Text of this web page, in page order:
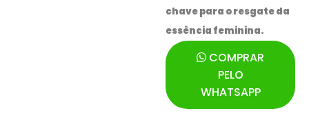
chave para o resgate da
essência feminina.
COMPRAR
PELO
WHATSAPP